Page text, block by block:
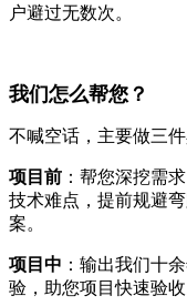
户避过无数次。
我们怎么帮您？
不喊空话，主要做三件
项目前 ：帮您深挖需
技术难点，提前规避
案。
项目中 ：输出我们十
验，助您项目快速验